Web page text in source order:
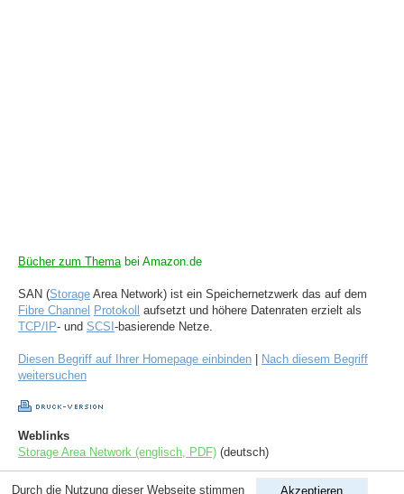
Bücher zum Themabei Amazon.de
SAN (Storage Area Network) ist ein Speichernetzwerk das auf dem
Fibre Channel Protokoll
aufsetzt und höhere Datenraten erzielt als
TCP/IP- und SCSI -basierende Netze.
Diesen Begriff auf Ihrer Homepage einbinden
Nach diesem Begriff
weitersuchen
Weblinks
Storage Area Network (englisch, PDF) (deutsch)
Akzeptieren
Durch die Nutzung dieser Webseite stimmen